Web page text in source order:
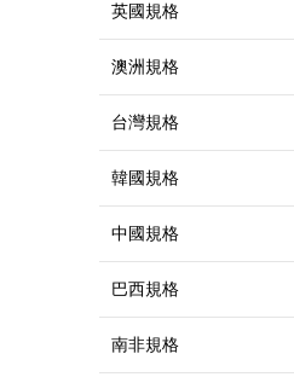
英國規格
澳洲規格
台灣規格
韓國規格
中國規格
巴西規格
南非規格